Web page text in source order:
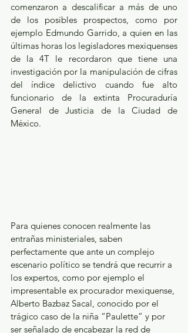
comenzaron a descalificar a más de uno
de los posibles prospectos, como por
ejemplo Edmundo Garrido, a quien en las
últimas horas los legisladores mexiquenses
de la 4T le recordaron que tiene una
investigación por la manipulación de cifras
del índice delictivo cuando fue alto
funcionario de la extinta Procuraduría
General de Justicia de la Ciudad de
México.
Para quienes conocen realmente las
entrañas ministeriales, saben
perfectamente que ante un complejo
escenario político se tendrá que recurrir a
los expertos, como por ejemplo el
impresentable ex procurador mexiquense,
Alberto Bazbaz Sacal, conocido por el
trágico caso de la niña “Paulette” y por
ser señalado de encabezar la red de